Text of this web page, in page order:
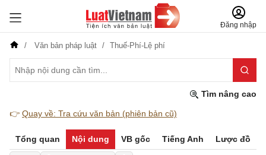
Đăng nhập
Văn bản pháp luật Thuế-Phí-Lệ phí
Tìm nâng cao
👉 Quay về: Tra cứu văn bản (phiên bản cũ)
Tổng quan Nội dung VB gốc Tiếng Anh Lược đồ